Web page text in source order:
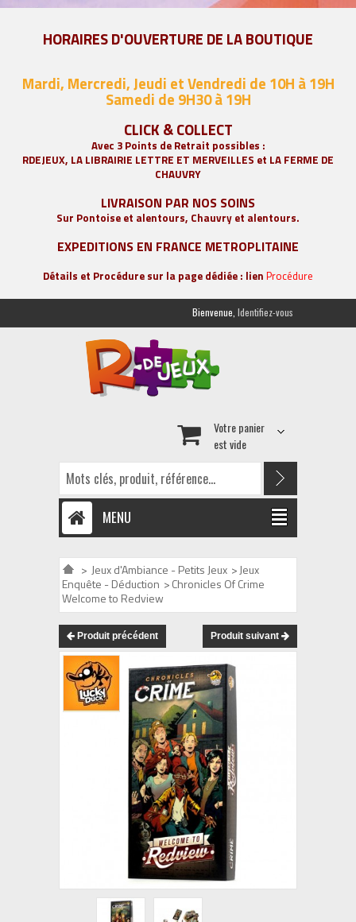
HORAIRES D'OUVERTURE DE LA BOUTIQUE
Mardi, Mercredi, Jeudi et Vendredi de 10H à 19H
Samedi de 9H30 à 19H
CLICK & COLLECT
Avec 3 Points de Retrait possibles :
RDEJEUX, LA LIBRAIRIE LETTRE ET MERVEILLES et LA FERME DE
CHAUVRY
LIVRAISON PAR NOS SOINS
Sur Pontoise et alentours, Chauvry et alentours.
EXPEDITIONS EN FRANCE METROPLITAINE
Détails et Procédure sur la page dédiée : lien Procédure
Bienvenue, Identifiez-vous
Votre panier
est vide
MENU
> Jeux d'Ambiance - Petits Jeux >Jeux
Enquête - Déduction >Chronicles Of Crime
Welcome to Redview
Produit précédent Produit suivant